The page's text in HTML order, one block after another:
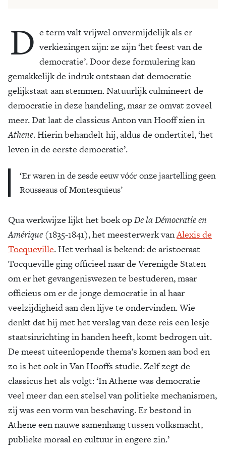
D e term valt vrijwel onvermijdelijk als er
verkiezingen zijn: ze zijn ‘het feest van de
democratie’. Door deze formulering kan
gemakkelijk de indruk ontstaan dat democratie
gelijkstaat aan stemmen. Natuurlijk culmineert de
democratie in deze handeling, maar ze omvat zoveel
meer. Dat laat de classicus Anton van Hooff zien in
Athene. Hierin behandelt hij, aldus de ondertitel, ‘het
leven in de eerste democratie’.
‘Er waren in de zesde eeuw vóór onze jaartelling geen
Rousseaus of Montesquieus’
Qua werkwijze lijkt het boek opDe la Démocratie en
Amérique (1835-1841), het meesterwerk vanAlexis de
Tocqueville. Het verhaal is bekend: de aristocraat
Tocqueville ging officieel naar de Verenigde Staten
om er het gevangeniswezen te bestuderen, maar
officieus om er de jonge democratie in al haar
veelzijdigheid aan den lijve te ondervinden. Wie
denkt dat hij met het verslag van deze reis een lesje
staatsinrichting in handen heeft, komt bedrogen uit.
De meest uiteenlopende thema’s komen aan bod en
zo is het ook in Van Hooffs studie. Zelf zegt de
classicus het als volgt: ‘In Athene was democratie
veel meer dan een stelsel van politieke mechanismen,
zij was een vorm van beschaving. Er bestond in
Athene een nauwe samenhang tussen volksmacht,
publieke moraal en cultuur in engere zin.’